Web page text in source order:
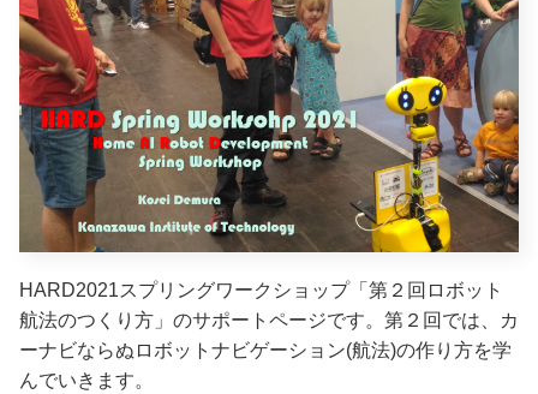
HARD2021スプリングワークショップ「第２回ロボット
航法のつくり方」のサポートページです。第２回では、カ
ーナビならぬロボットナビゲーション(航法)の作り方を学
んでいきます。